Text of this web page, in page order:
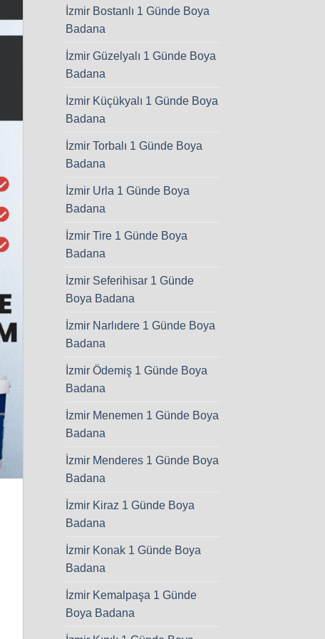
İzmir Bostanlı 1 Günde Boya
Badana
İzmir Güzelyalı 1 Günde Boya
Badana
İzmir Küçükyalı 1 Günde Boya
Badana
İzmir Torbalı 1 Günde Boya
Badana
İzmir Urla 1 Günde Boya
Badana
İzmir Tire 1 Günde Boya
Badana
İzmir Seferihisar 1 Günde
Boya Badana
İzmir Narlıdere 1 Günde Boya
Badana
İzmir Ödemiş 1 Günde Boya
Badana
İzmir Menemen 1 Günde Boya
Badana
İzmir Menderes 1 Günde Boya
Badana
İzmir Kiraz 1 Günde Boya
Badana
İzmir Konak 1 Günde Boya
Badana
İzmir Kemalpaşa 1 Günde
Boya Badana